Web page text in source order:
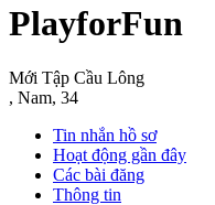
PlayforFun
Mới Tập Cầu Lông
, Nam, 34
Tin nhắn hồ sơ
Hoạt động gần đây
Các bài đăng
Thông tin